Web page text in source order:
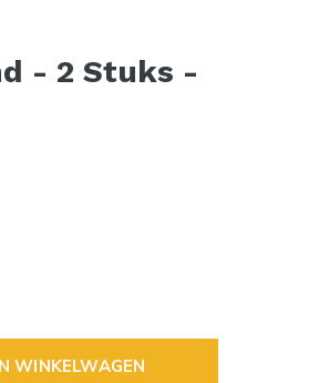
- 2 Stuks -
WINKELWAGEN